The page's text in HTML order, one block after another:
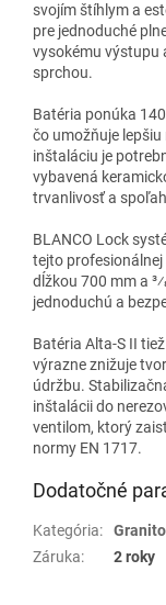
svojím štíhlym a
pre jednoduché
vysokému výstupu
sprchou.
Batéria ponúka
čo umožňuje
inštaláciu je
vybavená
trvanlivosť a
BLANCO Lock
tejto profesionálnej
dĺžkou 700 mm a
jednoduchú a
Batéria Alta-S II
výrazne znižuje
údržbu.
inštalácii do nerez
ventilom, ktorý
normy EN 1717.
Dodatočné
Kategória:
Záruka: 2 roky